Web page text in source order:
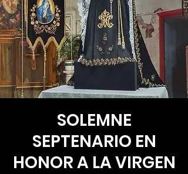
SOLEMNE
SEPTENARIO EN
HONOR A LA VIRGEN